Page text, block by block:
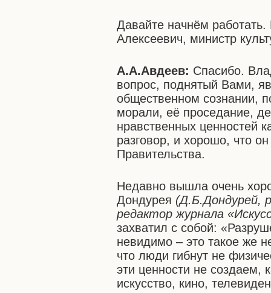
Давайте начнём
Алексеевич, министр
А.А.Авдеев: Спасибо.
вопрос, поднятый Вами,
общественном сознании,
морали, её проседание,
нравственных ценностей
разговор, и хорошо, что
Правительства.
Недавно вышла очень
Дондурея (Д.Б.Дондурей,
редактор журнала
захватил с собой:
невидимо – это такое же
что люди гибнут не
эти ценности не создаем,
искусство, кино,